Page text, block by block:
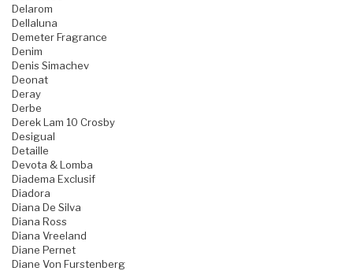
Delarom
Dellaluna
Demeter Fragrance
Denim
Denis Simachev
Deonat
Deray
Derbe
Derek Lam 10 Crosby
Desigual
Detaille
Devota & Lomba
Diadema Exclusif
Diadora
Diana De Silva
Diana Ross
Diana Vreeland
Diane Pernet
Diane Von Furstenberg